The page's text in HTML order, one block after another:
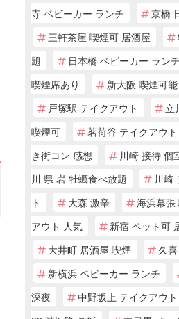
寺 ベビーカー ランチ
京橋
三軒茶屋 喫煙可 居酒屋
題
日本橋 ベビーカー ランチ
喫煙席あり
新大阪 喫煙可
戸塚駅 テイクアウト
立
喫煙可
茗荷谷 テイクアウト
き街コン 感想
川崎 接待 個
川 県 岩 牡蠣食べ放題
川崎
ト
大森 激辛
海浜幕張
アウト 人気
新宿 ペット可
大井町 居酒屋 喫煙
久
新横浜 ベビーカー ランチ
深夜
中野坂上 テイクアウト